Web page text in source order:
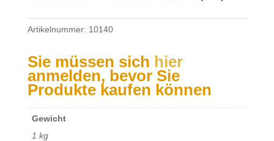
Artikelnummer: 10140
Sie müssen sich hier
anmelden, bevor Sie
Produkte kaufen können
Gewicht
1 kg